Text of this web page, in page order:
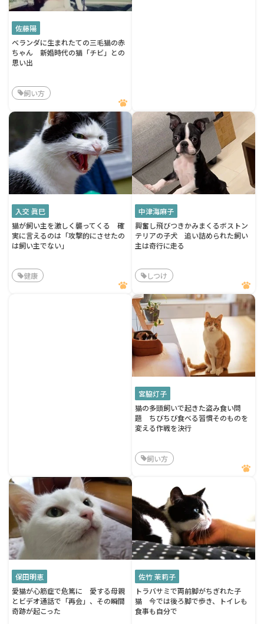
佐藤陽
ベランダに生まれたての三毛猫の赤
ちゃん 新婚時代の猫「チビ」との
思い出
飼い方
入交 眞巳
猫が飼い主を激しく襲ってくる 確
実に言えるのは「攻撃的にさせたの
は飼い主でない」
健康
中津海麻子
興奮し飛びつきかみまくるボストン
テリアの子犬 追い詰められた飼い
主は奇行に走る
しつけ
宮脇灯子
猫の多頭飼いで起きた盗み食い問
題 ちびちび食べる習慣そのものを
変える作戦を決行
飼い方
保田明恵
愛猫が心筋症で危篤に 愛する母親
とビデオ通話で「再会」、その瞬間
奇跡が起こった
佐竹 茉莉子
トラバサミで両前脚がちぎれた子
猫 今では後ろ脚で歩き、トイレも
食事も自分で